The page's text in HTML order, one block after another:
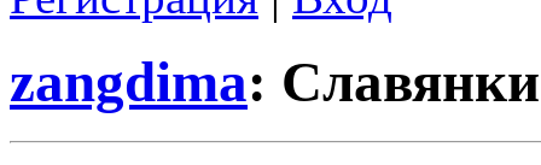
zangdima: